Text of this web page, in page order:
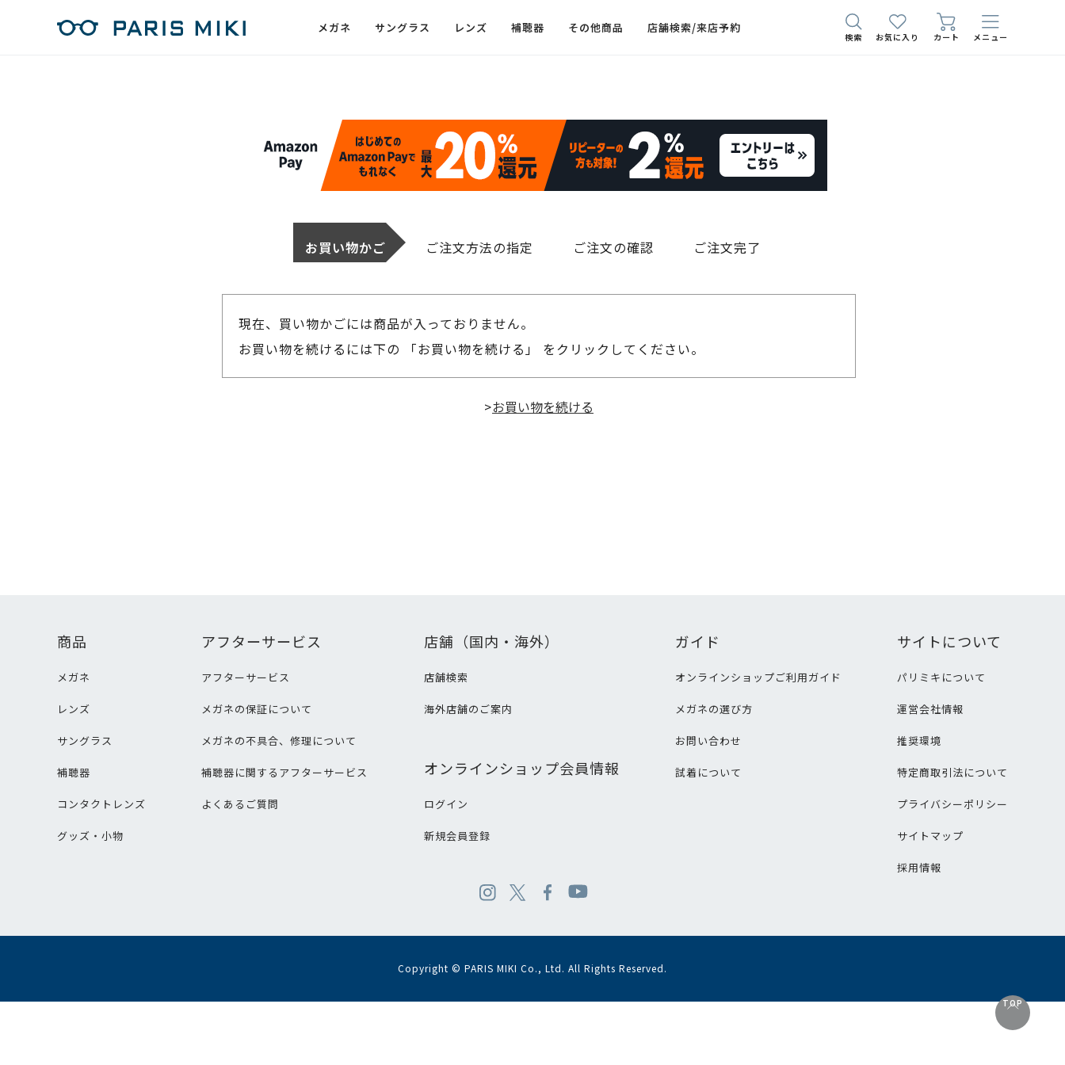
メガネ サングラス レンズ 補聴器 その他商品 店舗検索/来店予約
検索 お気に入り カート メニュー
お買い物かご ご注文方法の指定 ご注文の確認 ご注文完了
現在、買い物かごには商品が入っておりません。
お買い物を続けるには下の 「お買い物を続ける」 をクリックしてください。
>
TOP
商品
メガネ
レンズ
サングラス
補聴器
コンタクトレンズ
グッズ・小物
アフターサービス
アフターサービス
メガネの保証について
メガネの不具合、修理について
補聴器に関するアフターサービス
よくあるご質問
店舗（国内・海外）
店舗検索
海外店舗のご案内
オンラインショップ会員情報
ログイン
新規会員登録
ガイド
オンラインショップご利用ガイド
メガネの選び方
お問い合わせ
試着について
サイトについて
パリミキについて
運営会社情報
推奨環境
特定商取引法について
プライバシーポリシー
サイトマップ
採用情報
Copyright © PARIS MIKI Co., Ltd. All Rights Reserved.